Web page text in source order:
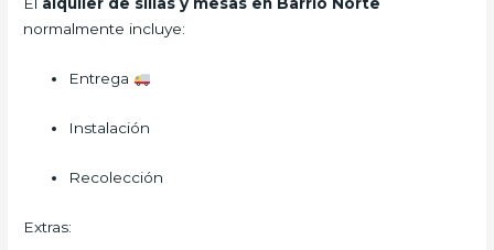
El alquiler de sillas y mesas en Barrio Norte
normalmente incluye:
Entrega
Instalación
Recolección
Extras: